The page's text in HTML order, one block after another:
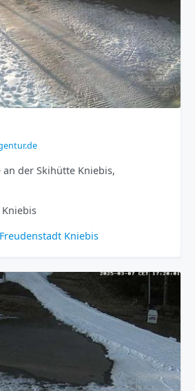
der Skihütte Kniebis,
Freudenstadt Kniebis